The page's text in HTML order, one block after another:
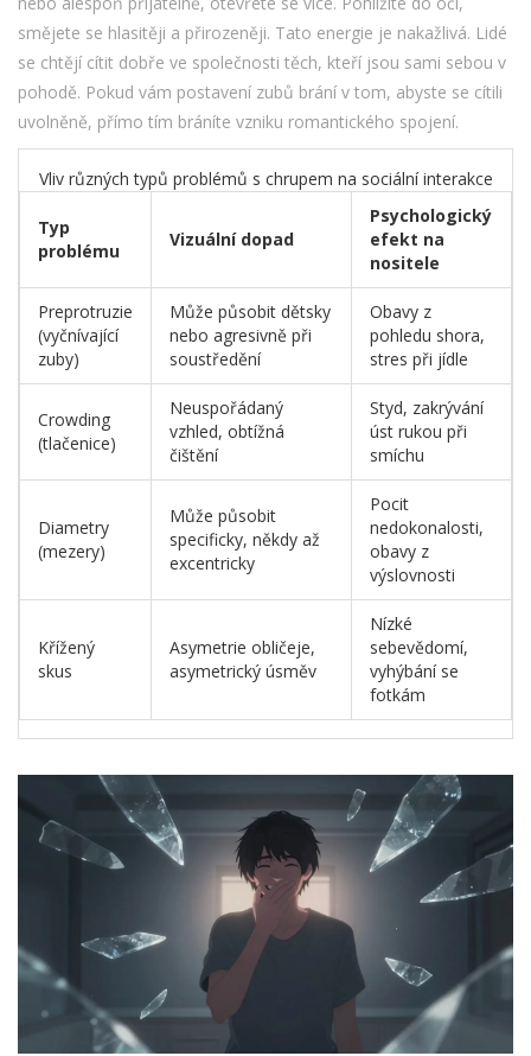
smějete se hlasitěji a přirozeněji. Tato energie je nakažlivá. Lidé
se chtějí cítit dobře ve společnosti těch, kteří jsou sami sebou v
pohodě. Pokud vám postavení zubů brání v tom, abyste se cítili
uvolněně, přímo tím bráníte vzniku romantického spojení.
Vliv různých typů problémů s chrupem na sociální interakce
Typ
problému
Vizuální dopad
Psychologický
efekt na
nositele
Preprotruzie
(vyčnívající
zuby)
Může působit dětsky
nebo agresivně při
soustředění
Obavy z
pohledu shora,
stres při jídle
Crowding
(tlačenice)
Neuspořádaný
vzhled, obtížná
čištění
Styd, zakrývání
úst rukou při
smíchu
Diametry
(mezery)
Může působit
specificky, někdy až
excentricky
Pocit
nedokonalosti,
obavy z
výslovnosti
Křížený
skus
Asymetrie obličeje,
asymetrický úsměv
Nízké
sebevědomí,
vyhýbání se
fotkám